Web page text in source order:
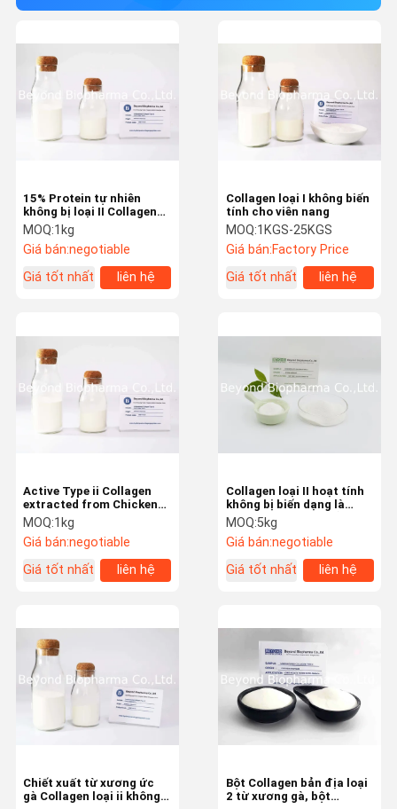
Collagen loại I không biến
tính cho viên nang
MOQ:1KGS-25KGS
Giá bán:Factory Price
Giá tốt nhất
liên hệ
15% Protein tự nhiên
không bị loại II Collagen
từ xương ức gà
MOQ:1kg
Giá bán:negotiable
Giá tốt nhất
liên hệ
Collagen loại II hoạt tính
không bị biến dạng là
thành phần chính của sức
khỏe khớp
MOQ:5kg
Giá bán:negotiable
Giá tốt nhất
liên hệ
Active Type ii Collagen
extracted from Chicken
Sternum with 10%
Undenatured Type II
Collagen
MOQ:1kg
Giá bán:negotiable
Giá tốt nhất
liên hệ
Bột Collagen bản địa loại
2 từ xương gà, bột
Chiết xuất từ ​​xương ức
gà Collagen loại ii không